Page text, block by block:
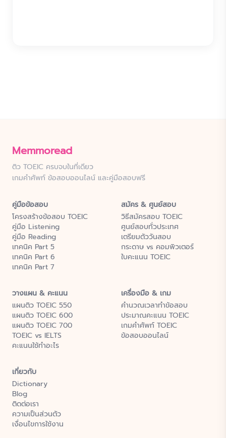
Memmoread
ติว TOEIC ครบจบในที่เดียว
เกมคำศัพท์ ข้อสอบออนไลน์ และคู่มือสอบฟรี
คู่มือข้อสอบ
โครงสร้างข้อสอบ TOEIC
คู่มือ Listening
คู่มือ Reading
เทคนิค Part 5
เทคนิค Part 6
เทคนิค Part 7
สมัคร & ศูนย์สอบ
วิธีสมัครสอบ TOEIC
ศูนย์สอบทั่วประเทศ
เตรียมตัววันสอบ
กระดาษ vs คอมพิวเตอร์
ใบคะแนน TOEIC
วางแผน & คะแนน
แผนติว TOEIC 550
แผนติว TOEIC 600
แผนติว TOEIC 700
TOEIC vs IELTS
คะแนนใช้ทำอะไร
เครื่องมือ & เกม
คำนวณเวลาทำข้อสอบ
ประมาณคะแนน TOEIC
เกมคำศัพท์ TOEIC
ข้อสอบออนไลน์
เกี่ยวกับ
Dictionary
Blog
ติดต่อเรา
ความเป็นส่วนตัว
เงื่อนไขการใช้งาน